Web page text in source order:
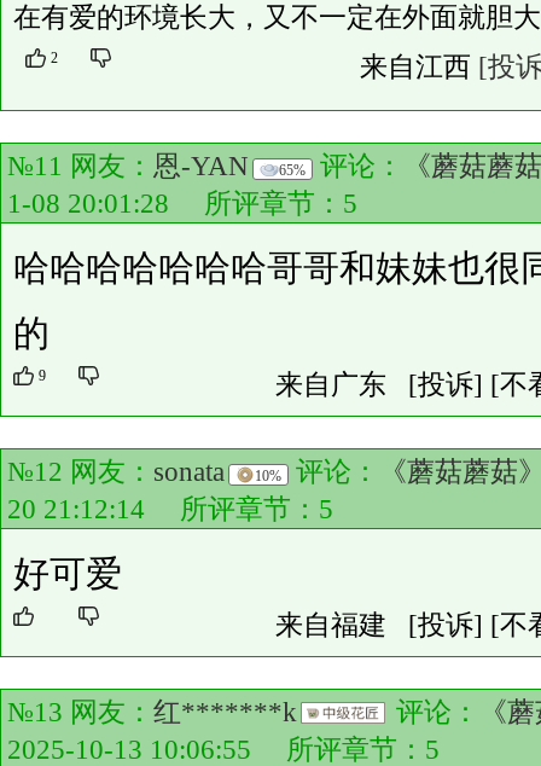
在有爱的环境长大，又不一定在外面就胆
2 来自江西 [投
№11 网友： 恩-YAN 65% 评论：
《蘑菇蘑
1-08 20:01:28 所评章节： 5
哈哈哈哈哈哈哈哥哥和妹妹也很
的
9 来自广东 [投诉] [不
№12 网友： sonata 10% 评论：
《蘑菇蘑菇
20 21:12:14 所评章节： 5
好可爱
来自福建 [投诉] [不
№13 网友： 红*******k 评论：
《
2025-10-13 10:06:55 所评章节： 5